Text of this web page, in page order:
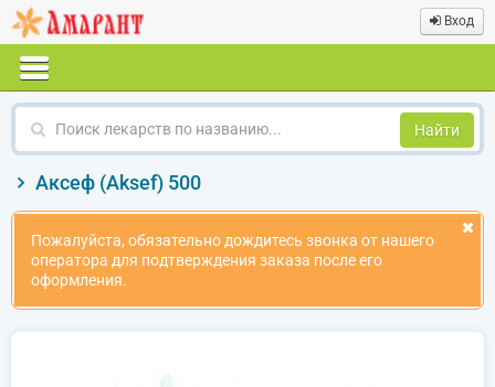
Вход
Поиск
названию
Аксеф (Aksef) 500
Пожалуйста, обязательно дождитесь звонка от нашего
оператора для подтверждения заказа после его
оформления.